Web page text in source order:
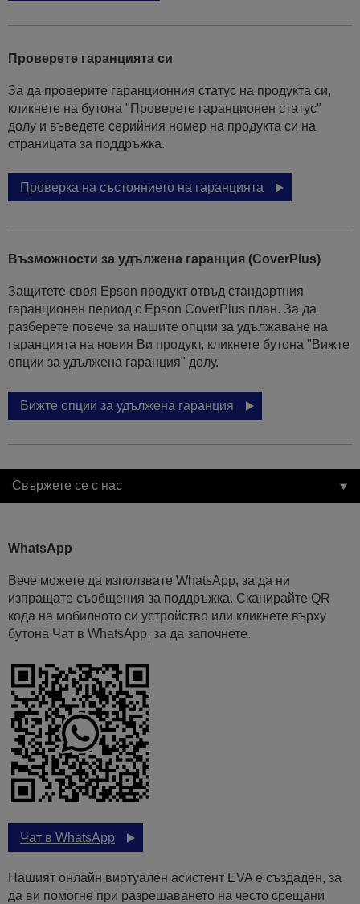
Проверете гаранцията си
За да проверите гаранционния статус на продукта си,
кликнете на бутона "Проверете гаранционен статус"
долу и въведете серийния номер на продукта си на
страницата за поддръжка.
Проверка на състоянието на гаранцията
Възможности за удължена гаранция (CoverPlus)
Защитете своя Epson продукт отвъд стандартния
гаранционен период с Epson CoverPlus план. За да
разберете повече за нашите опции за удължаване на
гаранцията на новия Ви продукт, кликнете бутона "Вижте
опции за удължена гаранция" долу.
Вижте опции за удължена гаранция
Свържете се с нас
WhatsApp
Вече можете да използвате WhatsApp, за да ни
изпращате съобщения за поддръжка. Сканирайте QR
кода на мобилното си устройство или кликнете върху
бутона Чат в WhatsApp, за да започнете.
Чат в WhatsApp
Нашият онлайн виртуален асистент EVA е създаден, за
да ви помогне при разрешаването на често срещани